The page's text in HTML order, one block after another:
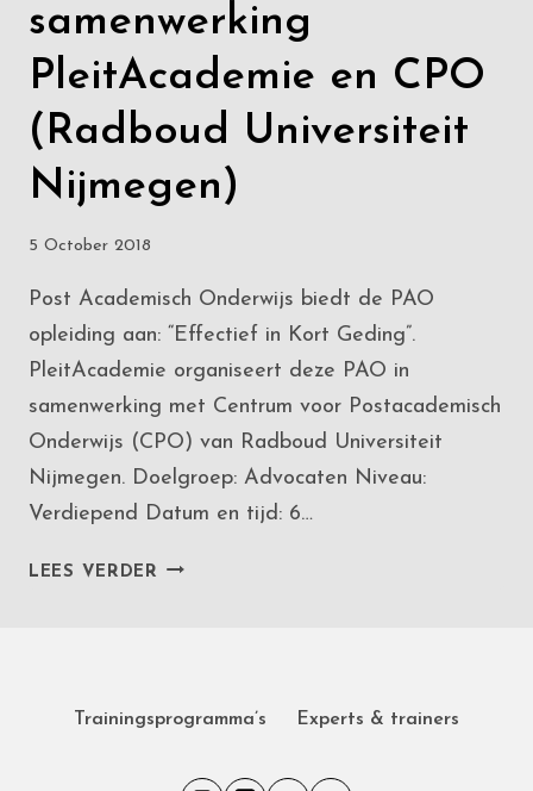
samenwerking
PleitAcademie en CPO
(Radboud Universiteit
Nijmegen)
5 October 2018
Post Academisch Onderwijs biedt de PAO
opleiding aan: “Effectief in Kort Geding”.
PleitAcademie organiseert deze PAO in
samenwerking met Centrum voor Postacademisch
Onderwijs (CPO) van Radboud Universiteit
Nijmegen. Doelgroep: Advocaten Niveau:
Verdiepend Datum en tijd: 6…
LEES VERDER NIEUWE
Trainingsprogramma’s Experts & trainers